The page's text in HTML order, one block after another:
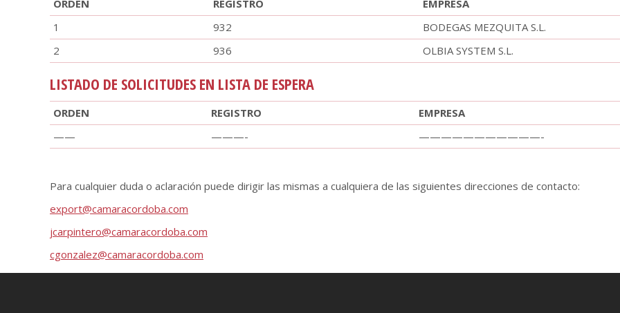
ORDEN REGISTRO
EMPRESA
1
932
BODEGAS MEZQUITA S.L.
2
936 OLBIA SYSTEM S.L.
LISTADO DE SOLICITUDES EN LISTA DE ESPERA
ORDEN REGISTRO
EMPRESA
——
———- ———————————-
Para cualquier duda o aclaración puede dirigir las mismas a cualquiera de las siguientes direcciones de contacto:
export@camaracordoba.com
jcarpintero@camaracordoba.com
cgonzalez@camaracordoba.com